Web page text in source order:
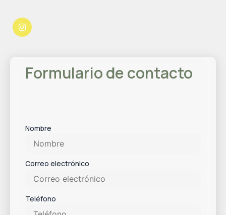
n
s
t
m
Formulario de contacto
Nombre
Correo electrónico
Teléfono